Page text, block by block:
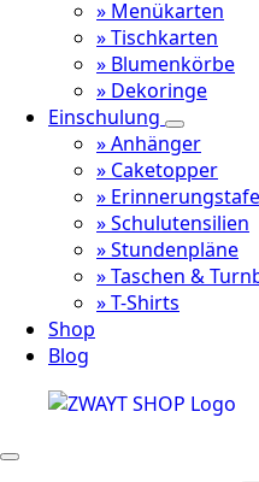
» Menükarten
» Tischkarten
» Blumenkörbe
» Dekoringe
Einschulung
» Anhänger
» Caketopper
»
» Schulutensilien
» Stundenpläne
» Taschen &
» T-Shirts
Shop
Blog